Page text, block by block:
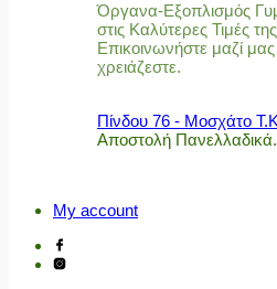
Όργανα-Εξοπλισμός
στις Καλύτερες Τιμές
Επικοινωνήστε μαζί μας
χρειάζεστε.
Πίνδου 76 - Μοσχάτο
Αποστολή Πανελλαδικά.
My account